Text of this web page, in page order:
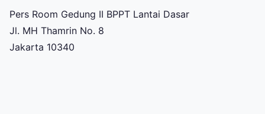
Pers Room Gedung II BPPT Lantai Dasar
Jl. MH Thamrin No. 8
Jakarta 10340